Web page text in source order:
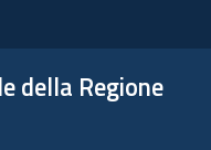
della Regione